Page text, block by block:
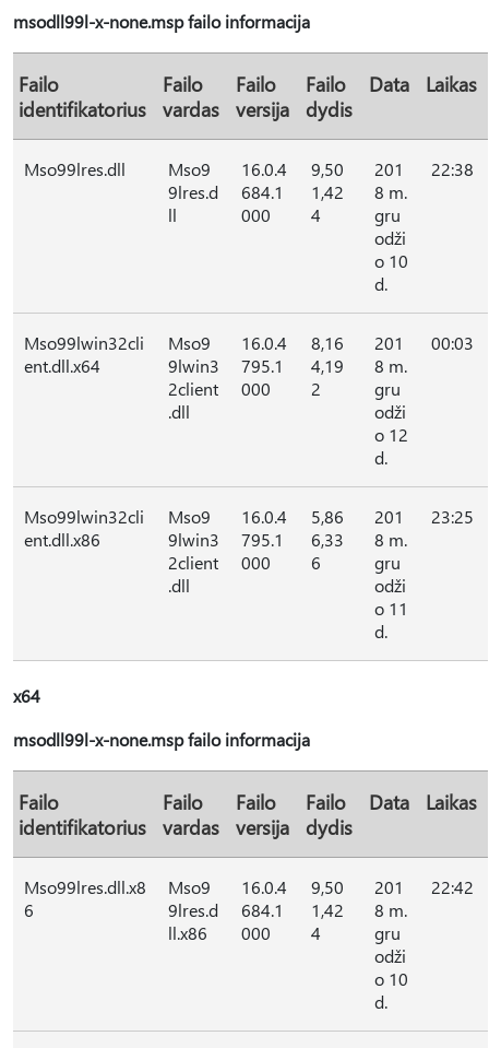
msodll99l-x-none.msp failo informacija
Failo
identifikatorius
Failo
vardas
Failo
versija
Failo
dydis
Data Laikas
Mso99lres.dll
Mso9
9lres.d
ll
16.0.4
684.1
000
9,50
1,42
4
201
8 m.
gru
odži
o 10
d.
22:38
Mso99lwin32cli
ent.dll.x64
Mso9
9lwin3
2client
.dll
16.0.4
795.1
000
8,16
4,19
2
201
8 m.
gru
odži
o 12
d.
00:03
Mso99lwin32cli
ent.dll.x86
Mso9
9lwin3
2client
.dll
16.0.4
795.1
000
5,86
6,33
6
201
8 m.
gru
odži
o 11
d.
23:25
x64
msodll99l-x-none.msp failo informacija
Failo
identifikatorius
Failo
vardas
Failo
versija
Failo
dydis
Data Laikas
Mso99lres.dll.x8
6
Mso9
9lres.d
ll.x86
16.0.4
684.1
000
9,50
1,42
4
201
8 m.
gru
odži
o 10
d.
22:42